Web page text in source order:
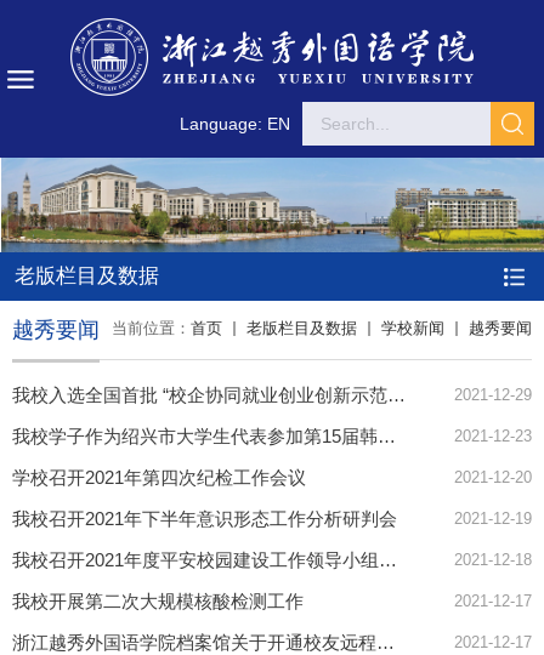
Language: EN
老版栏目及数据
当前位置： 首页 老版栏目及数据 学校新闻 越秀要闻
越秀要闻
我校入选全国首批 “校企协同就业创业创新示范实践基地”建设单位 2021-12-29
我校学子作为绍兴市大学生代表参加第15届韩国大邱国际大学生冬令营活动 2021-12-23
学校召开2021年第四次纪检工作会议 2021-12-20
我校召开2021年下半年意识形态工作分析研判会 2021-12-19
我校召开2021年度平安校园建设工作领导小组会议 2021-12-18
我校开展第二次大规模核酸检测工作 2021-12-17
浙江越秀外国语学院档案馆关于开通校友远程查档服务的通知 2021-12-17